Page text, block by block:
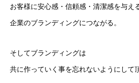
お客様に安心感・信頼感・清潔感を与え
企業のブランディングにつながる。
そしてブランディングは
共に作っていく事を忘れないようにして